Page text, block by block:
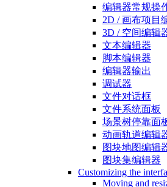
编辑器常规操
2D / 画布项目
3D / 空间编辑
文本编辑器
脚本编辑器
编辑器输出
调试器
文件对话框
文件系统面板
场景树停靠面
动画轨道编辑
图块地图编辑
图块集编辑器
Customizing the
Moving and